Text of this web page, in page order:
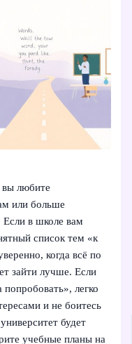
вы любите
или больше
Если в школе вам
список тем «к
когда всё по
зайти лучше. Если
легко
и не боитесь
будет
учебные планы на